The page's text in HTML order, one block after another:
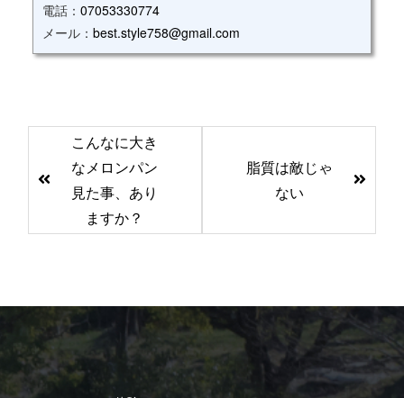
電話： 07053330774
メール： best.style758@gmail.com
の
の
リ
ン
ク
こんなに大き
なメロンパン
見た事、あり
ますか？
脂質は敵じゃ
ない